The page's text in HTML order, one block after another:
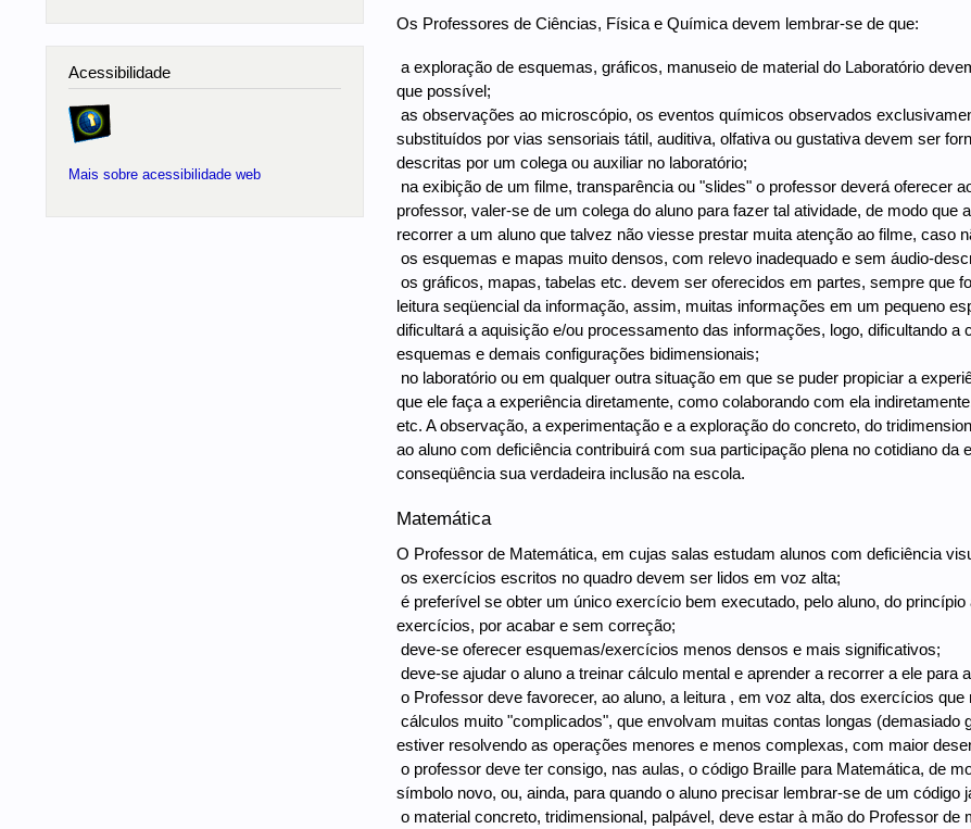
Os Professores de Ciências, Física e Química devem lembrar-se de que:
 a exploração de esquemas, gráficos, manuseio de material do Laboratório
que possível;
 as observações ao microscópio, os eventos químicos observados
substituídos por vias sensoriais tátil, auditiva, olfativa ou gustativa devem ser
descritas por um colega ou auxiliar no laboratório;
 na exibição de um filme, transparência ou "slides" o professor deverá
professor, valer-se de um colega do aluno para fazer tal atividade, de modo
recorrer a um aluno que talvez não viesse prestar muita atenção ao filme, caso
 os esquemas e mapas muito densos, com relevo inadequado e sem áudio-
 os gráficos, mapas, tabelas etc. devem ser oferecidos em partes, sempre
leitura seqüencial da informação, assim, muitas informações em um pequeno
dificultará a aquisição e/ou processamento das informações, logo, dificultando
esquemas e demais configurações bidimensionais;
 no laboratório ou em qualquer outra situação em que se puder propiciar a
que ele faça a experiência diretamente, como colaborando com ela
etc. A observação, a experimentação e a exploração do concreto, do
ao aluno com deficiência contribuirá com sua participação plena no cotidiano
conseqüência sua verdadeira inclusão na escola.
Matemática
O Professor de Matemática, em cujas salas estudam alunos com deficiência
 os exercícios escritos no quadro devem ser lidos em voz alta;
 é preferível se obter um único exercício bem executado, pelo aluno, do
exercícios, por acabar e sem correção;
 deve-se oferecer esquemas/exercícios menos densos e mais significativos;
 deve-se ajudar o aluno a treinar cálculo mental e aprender a recorrer a ele para
 o Professor deve favorecer, ao aluno, a leitura , em voz alta, dos exercícios que
 cálculos muito "complicados", que envolvam muitas contas longas
estiver resolvendo as operações menores e menos complexas, com maior
 o professor deve ter consigo, nas aulas, o código Braille para Matemática, de
símbolo novo, ou, ainda, para quando o aluno precisar lembrar-se de um código
 o material concreto, tridimensional, palpável, deve estar à mão do Professor
Acessibilidade
Mais sobre acessibilidade web